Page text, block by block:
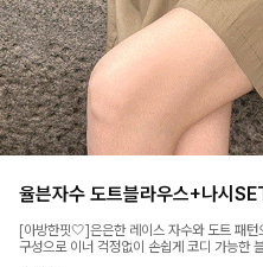
율븐자수 도트블라우스+나시
[아방한핏🤍]은은한 레이스 자수와 도트 패
구성으로 이너 걱정없이 손쉽게 코디 가능한